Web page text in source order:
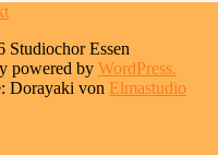
Studiochor Essen
powered by WordPress.
Dorayaki von Elmastudio